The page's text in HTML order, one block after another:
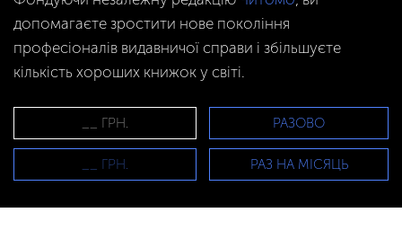
допомагаєте зростити нове покоління
професіоналів видавничої справи і збільшуєте
кількість хороших книжок у світі.
РАЗОВО
РАЗ НА МІСЯЦЬ